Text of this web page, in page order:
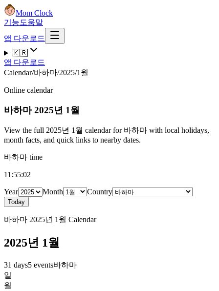
Mom Clock
기능도움말
앱 다운로드
🇰🇷
앱 다운로드
Calendar/바하마/2025/1월
Online calendar
바하마2025년 1월
View the full 2025년 1월 calendar for 바하마 with local holidays,
month facts, and quick links to nearby dates.
바하마 time
11:55:03
Year Month Country
Today
바하마 2025년 1월 Calendar
2025년 1월
31 days5 events바하마
일
월